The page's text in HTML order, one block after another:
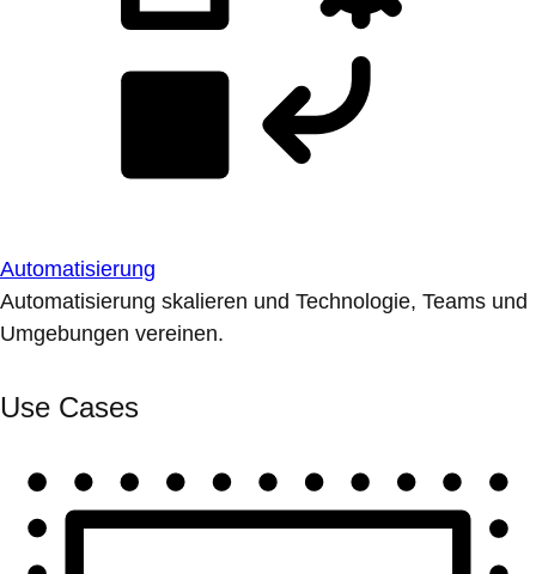
Automatisierung
Automatisierung skalieren und Technologie, Teams und
Umgebungen vereinen.
Use Cases